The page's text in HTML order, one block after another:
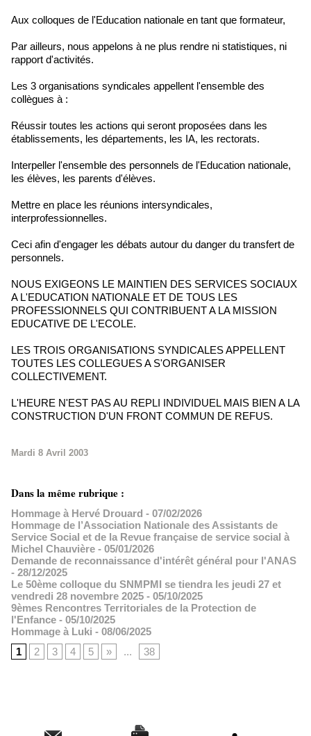
Aux colloques de l'Education nationale en tant que formateur,
Par ailleurs, nous appelons à ne plus rendre ni statistiques, ni
rapport d'activités.
Les 3 organisations syndicales appellent l'ensemble des
collègues à :
Réussir toutes les actions qui seront proposées dans les
établissements, les départements, les IA, les rectorats.
Interpeller l'ensemble des personnels de l'Education nationale,
les élèves, les parents d'élèves.
Mettre en place les réunions intersyndicales,
interprofessionnelles.
Ceci afin d'engager les débats autour du danger du transfert de
personnels.
NOUS EXIGEONS LE MAINTIEN DES SERVICES SOCIAUX
A L'EDUCATION NATIONALE ET DE TOUS LES
PROFESSIONNELS QUI CONTRIBUENT A LA MISSION
EDUCATIVE DE L'ECOLE.
LES TROIS ORGANISATIONS SYNDICALES APPELLENT
TOUTES LES COLLEGUES A S'ORGANISER
COLLECTIVEMENT.
L'HEURE N'EST PAS AU REPLI INDIVIDUEL MAIS BIEN A LA
CONSTRUCTION D'UN FRONT COMMUN DE REFUS.
Mardi 8 Avril 2003
Dans la même rubrique :
Hommage à Hervé Drouard - 07/02/2026
Hommage de l’Association Nationale des Assistants de
Service Social et de la Revue française de service social à
Michel Chauvière - 05/01/2026
Demande de reconnaissance d'intérêt général pour l'ANAS
- 28/12/2025
Le 50ème colloque du SNMPMI se tiendra les jeudi 27 et
vendredi 28 novembre 2025 - 05/10/2025
9èmes Rencontres Territoriales de la Protection de
l'Enfance - 05/10/2025
Hommage à Luki - 08/06/2025
1
2 3 4 5 » ... 38